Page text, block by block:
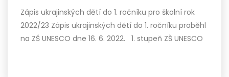
Zápis ukrajinských dětí do 1. ročníku pro školní rok
2022/23 Zápis ukrajinských dětí do 1. ročníku proběhl
na ZŠ UNESCO dne 16. 6. 2022. 1. stupeň ZŠ UNESCO